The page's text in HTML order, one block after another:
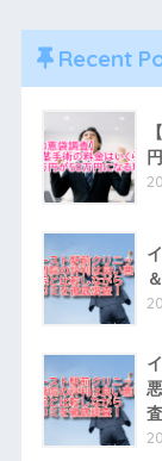
Recent